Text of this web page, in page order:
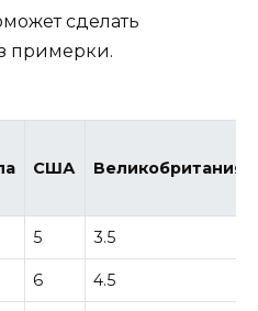
сделать
примерки.
США Великобритания
5 3.5
6 4.5